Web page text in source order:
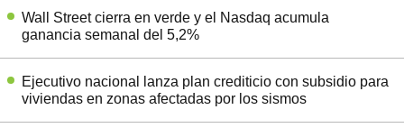
Wall Street cierra en verde y el Nasdaq acumula
ganancia semanal del 5,2%
Ejecutivo nacional lanza plan crediticio con subsidio para
viviendas en zonas afectadas por los sismos